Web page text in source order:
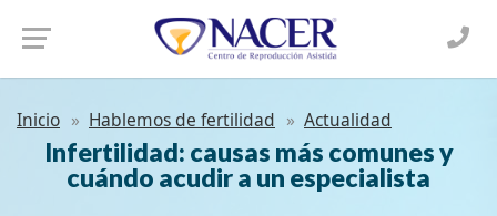
Inicio Hablemos de fertilidad Actualidad
Infertilidad: causas más comunes y
cuándo acudir a un especialista